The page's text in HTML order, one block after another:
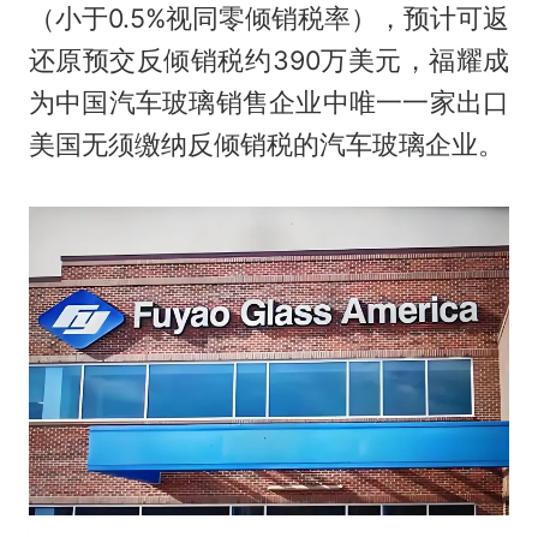
（小于0.5%视同零倾销税率），预计可返
还原预交反倾销税约390万美元，福耀成
为中国汽车玻璃销售企业中唯一一家出口
美国无须缴纳反倾销税的汽车玻璃企业。